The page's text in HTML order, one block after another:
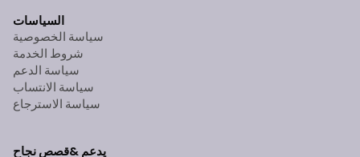
السياسات
سياسة الخصوصية
شروط الخدمة
سياسة الدعم
سياسة الانتساب
سياسة الاسترجاع
يدعم &قصص نجاح